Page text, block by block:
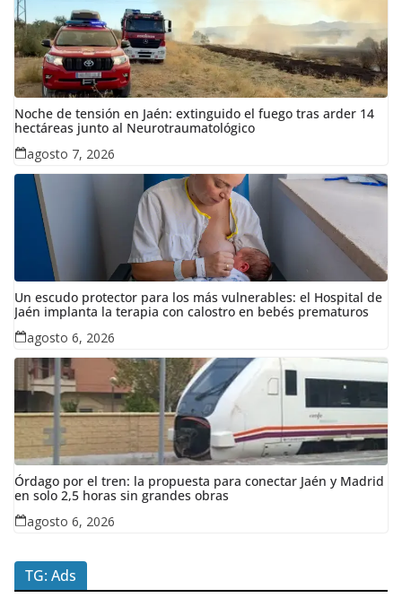
Noche de tensión en Jaén: extinguido el fuego tras arder 14
hectáreas junto al Neurotraumatológico
agosto 7, 2026
Un escudo protector para los más vulnerables: el Hospital de
Jaén implanta la terapia con calostro en bebés prematuros
agosto 6, 2026
Órdago por el tren: la propuesta para conectar Jaén y Madrid
en solo 2,5 horas sin grandes obras
agosto 6, 2026
TG: Ads